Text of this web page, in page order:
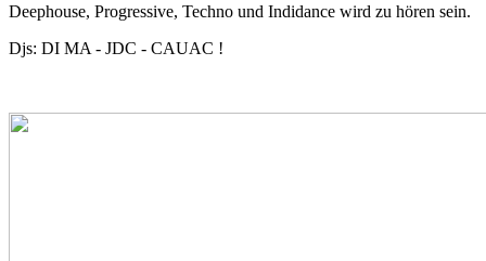
Deephouse, Progressive, Techno und Indidance wird zu hören sein.
Djs: DI MA - JDC - CAUAC !